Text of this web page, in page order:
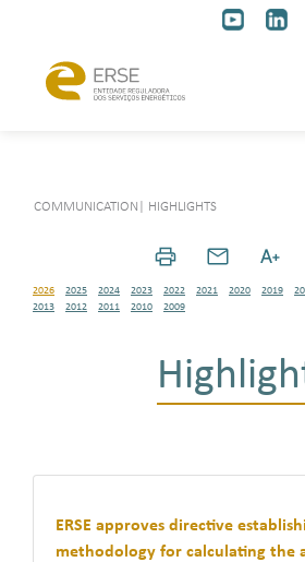
COMMUNICATION HIGHLIGHTS
2026 2025 2024 2023 2022 2021 2020 2019
2013
2012 2011 2010 2009
ERSE approves directive
methodology for calculating the